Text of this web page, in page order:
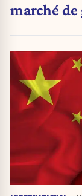
marché de